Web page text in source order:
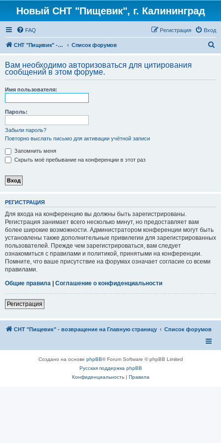
Новый СНТ "Пищевик", г. Калининград
FAQ Вход
Регистрация
СНТ "Пищевик" - возвращение на Главную страницу Список форумов
с
Вам необходимо авторизоваться для цитирования
сообщений в этом форуме.
Имя пользователя:
Пароль:
Забыли пароль?
Повторно выслать письмо для активации учётной записи
Запомнить меня
Скрыть моё пребывание на конференции в этот раз
РЕГИСТРАЦИЯ
Для входа на конференцию вы должны быть зарегистрированы.
Регистрация занимает всего несколько минут, но предоставляет вам
более широкие возможности. Администратором конференции могут быть
установлены также дополнительные привилегии для зарегистрированных
пользователей. Прежде чем зарегистрироваться, вам следует
ознакомиться с правилами и политикой, принятыми на конференции.
Помните, что ваше присутствие на форумах означает согласие со всеми
правилами.
Общие правила | Соглашение о конфиденциальности
Регистрация
СНТ "Пищевик" - возвращение на Главную страницу Список форумов
Создано на основе phpBB® Forum Software © phpBB Limited
Русская поддержка phpBB
Конфиденциальность| Правила